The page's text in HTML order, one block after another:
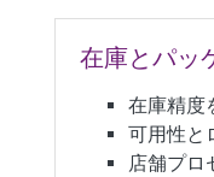
在庫とパッ
在庫精度
可用性と
店舗プロ